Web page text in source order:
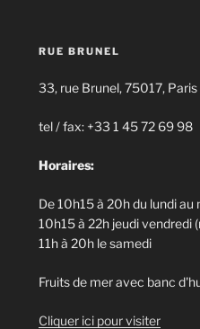
RUE BRUNEL
33, rue Brunel, 75017, Paris
tel / fax: +33 1 45 72 69 98
Horaires:
De 10h15 à 20h du lundi au
10h15 à 22h jeudi vendredi
11h à 20h le samedi
Fruits de mer avec banc
Cliquer ici pour visiter